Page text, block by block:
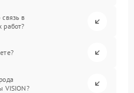
в
работ?
VISION?